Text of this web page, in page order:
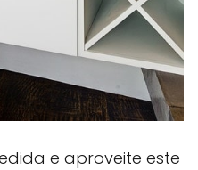
e aproveite este